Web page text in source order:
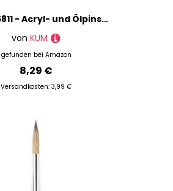
KUM 5125811 - Acryl- und Ölpinsel Wood Line, Flach, Größe 12, für Künstler, Künstlerpinsel, Künstlerbedarf
von KUM
gefunden bei Amazon
8,29 €
Versandkosten: 3,99 €